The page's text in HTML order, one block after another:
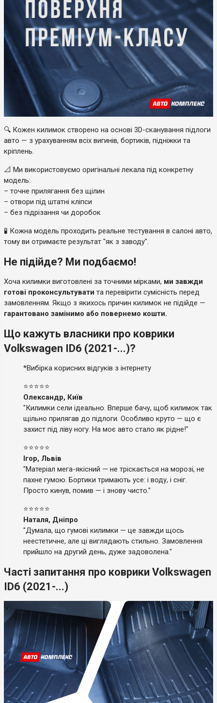
🔍 Кожен килимок створено на основі 3D-сканування підлоги
авто — з урахуванням всіх вигинів, бортиків, підніжки та
кріплень.
📐 Ми використовуємо оригінальні лекала під конкретну
модель:
– точне прилягання без щілин
– отвори під штатні кліпси
– без підрізання чи доробок
🧪 Кожна модель проходить реальне тестування в салоні авто,
тому ви отримаєте результат "як з заводу".
Не підійде? Ми подбаємо!
Хоча килимки виготовлені за точними мірками, ми завжди
готові проконсультувати та перевірити сумісність перед
замовленням. Якщо з якихось причин килимок не підійде —
гарантовано замінимо або повернемо кошти.
Що кажуть власники про коврики
Volkswagen ID6 (2021-...)?
*Вибірка корисних відгуків з інтернету
⭐⭐⭐⭐⭐
Олександр, Київ
"Килимки сели ідеально. Вперше бачу, щоб килимок так
щільно прилягав до підлоги. Особливо круто — що є
захист під ліву ногу. На моє авто стало як рідне!"
⭐⭐⭐⭐⭐
Ігор, Львів
"Матеріал мега-якісний — не тріскається на морозі, не
пахне гумою. Бортики тримають усе: і воду, і сніг.
Просто кинув, помив — і знову чисто."
⭐⭐⭐⭐⭐
Наталя, Дніпро
"Думала, що гумові килимки — це завжди щось
неестетичне, але ці виглядають стильно. Замовлення
прийшло на другий день, дуже задоволена."
Часті запитання про коврики Volkswagen
ID6 (2021-...)